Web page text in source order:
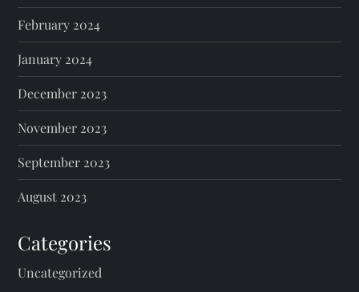
February 2024
January 2024
December 2023
November 2023
September 2023
August 2023
Categories
Uncategorized